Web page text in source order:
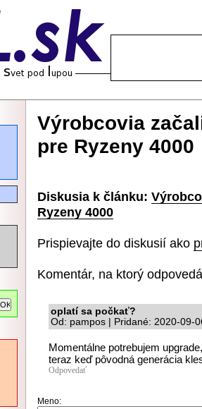
Výrobcovia
pre Ryzeny 4000
Diskusia k článku:
Ryzeny 4000
Prispievajte do diskusií ako
Komentár, na ktorý
oplatí sa počkať?
Od: pampos | Pridané: 2020-09-
Momentálne potrebujem
teraz keď pôvodná generácia
Odpovedať
Meno: